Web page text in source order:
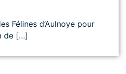
Félines d’Aulnoye pour
de […]